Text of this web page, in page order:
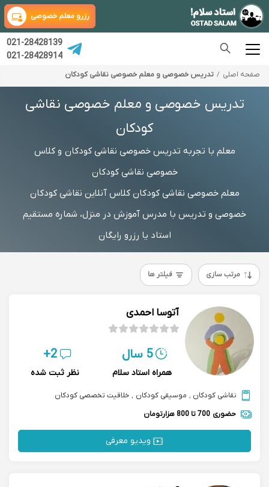
رزرو معلم خصوصی
021-28428139
021-28428914
صفحه اصلی تدریس خصوصی و معلم خصوصی نقاشی کودکان
تدریس خصوصی و معلم خصوصی نقاشی
کودکان
معلم با تجربه تدریس خصوصی نقاشی کودکان و کلاس
خصوصی نقاشی کودکان
معلم خصوصی نقاشی کودکان کلاس آنلاین نقاشی کودکان
خصوصی و تدریس با مدرس آموزش در منزل، شماره مستقیم
استاد یا رزرو رایگان
مرتب سازی فیلتر ها
آتوسا احمدی
5 سال
همراه استاد سلام
2+
نظر ثبت شده
نقاشی کودکان , موسیقی کودکان , خلاقیت تخصصی کودکان
حضوری 700 تا 800 هزارتومان
ویدیو معرفی